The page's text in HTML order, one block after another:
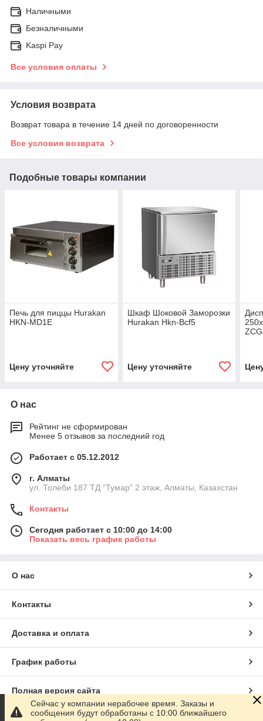
Наличными
Безналичными
Kaspi Pay
Все условия оплаты
Условия возврата
Возврат товара в течение 14 дней по договоренности
Все условия возврата
Подобные товары компании
Печь для пиццы Hurakan
HKN-MD1E
Цену уточняйте
Шкаф Шоковой Заморозки
Hurakan Hkn-Bcf5
Цену уточняйте
О нас
Рейтинг не сформирован
Менее 5 отзывов за последний год
Работает с 05.12.2012
г. Алматы
ул. Толеби 187 ТД "Тумар" 2 этаж, Алматы, Казахстан
Контакты
Сегодня работает с 10:00 до 14:00
Показать весь график работы
О нас
Контакты
Доставка и оплата
График работы
Полная версия сайта
Сейчас у компании нерабочее время. Заказы и
сообщения будут обработаны с 10:00 ближайшего